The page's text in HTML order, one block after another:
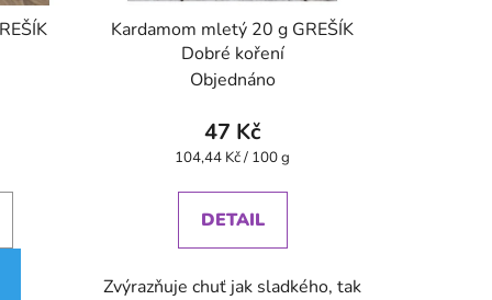
Kardamom mletý 20 g GREŠÍK
Dobré koření
Objednáno
47 Kč
Měrná
104,44 Kč / 100 g
DETAIL
Zvýrazňuje chuť jak sladkého, tak